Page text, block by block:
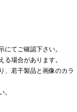
てご確認下さい。
場合があります。
、若干製品と画像のカラ
。